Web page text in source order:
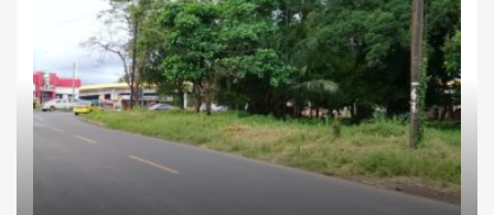
InversionesLotes comerciales